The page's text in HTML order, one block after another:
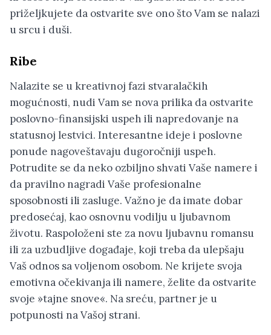
priželjkujete da ostvarite sve ono što Vam se nalazi
u srcu i duši.
Ribe
Nalazite se u kreativnoj fazi stvaralačkih
mogućnosti, nudi Vam se nova prilika da ostvarite
poslovno-finansijski uspeh ili napredovanje na
statusnoj lestvici. Interesantne ideje i poslovne
ponude nagoveštavaju dugoročniji uspeh.
Potrudite se da neko ozbiljno shvati Vaše namere i
da pravilno nagradi Vaše profesionalne
sposobnosti ili zasluge. Važno je da imate dobar
predosećaj, kao osnovnu vodilju u ljubavnom
životu. Raspoloženi ste za novu ljubavnu romansu
ili za uzbudljive događaje, koji treba da ulepšaju
Vaš odnos sa voljenom osobom. Ne krijete svoja
emotivna očekivanja ili namere, želite da ostvarite
svoje »tajne snove«. Na sreću, partner je u
potpunosti na Vašoj strani.